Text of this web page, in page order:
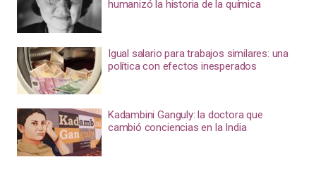
humanizó la historia de la química
Igual salario para trabajos similares: una
política con efectos inesperados
Kadambini Ganguly: la doctora que
cambió conciencias en la India